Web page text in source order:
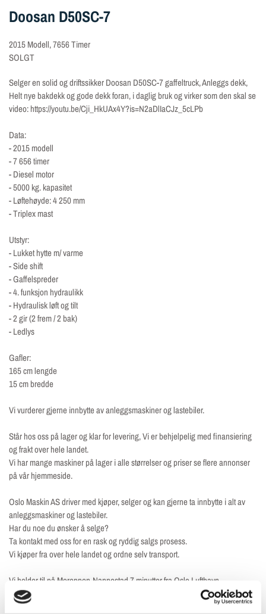
Doosan D50SC-7
2015 Modell, 7656 Timer
SOLGT
Selger en solid og driftssikker Doosan D50SC-7 gaffeltruck, Anleggs dekk,
Helt nye bakdekk og gode dekk foran, i daglig bruk og virker som den skal se
video: https://youtu.be/Cji_HkUAx4Y?is=N2aDlIaCJz_5cLPb
Data:
- 2015 modell
- 7 656 timer
- Diesel motor
- 5000 kg. kapasitet
- Løftehøyde: 4 250 mm
- Triplex mast
Utstyr:
- Lukket hytte m/ varme
- Side shift
- Gaffelspreder
- 4. funksjon hydraulikk
- Hydraulisk løft og tilt
- 2 gir (2 frem / 2 bak)
- Ledlys
Gafler:
165 cm lengde
15 cm bredde
Vi vurderer gjerne innbytte av anleggsmaskiner og lastebiler.
Står hos oss på lager og klar for levering, Vi er behjelpelig med finansiering
og frakt over hele landet.
Vi har mange maskiner på lager i alle størrelser og priser se flere annonser
på vår hjemmeside.
Oslo Maskin AS driver med kjøper, selger og kan gjerne ta innbytte i alt av
anleggsmaskiner og lastebiler.
Har du noe du ønsker å selge?
Ta kontakt med oss for en rask og ryddig salgs prosess.
Vi kjøper fra over hele landet og ordne selv transport.
Vi holder til på Moreppen-Nannestad 7 minutter fra Oslo Lufthavn
Gardermoen med bil.
Kommer du med fly til Oslo Lufthavn Gardermoen henter vi deg fra